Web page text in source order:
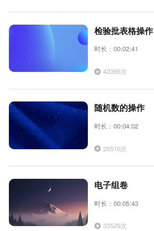
检验批表格操作
时长：00:02:41
42365次
随机数的操作
时长：00:04:02
26510次
电子组卷
时长：00:05:43
33529次